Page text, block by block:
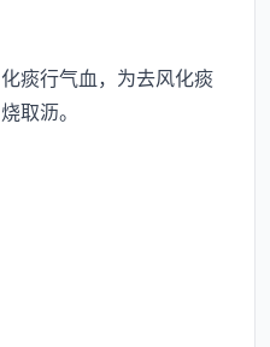
行气血，为去风化痰
取沥。